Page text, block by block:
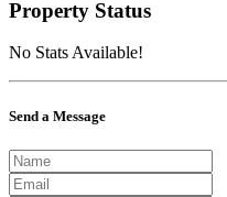
Property Status
No Stats Available!
Send a Message